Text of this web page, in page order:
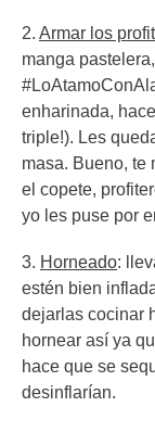
2. Armar los
manga
enharinada,
triple!). Les
masa. Bueno, te
el copete,
yo les puse por
3. Horneado:
estén bien
dejarlas cocinar
hornear así ya
hace que se
desinflarían.